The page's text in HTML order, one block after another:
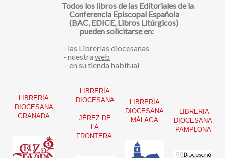
Todos los libros de las Editoriales de la
Conferencia Episcopal Española
(BAC, EDICE, Libros Litúrgicos)
pueden solicitarse en:
- las Librerías diocesanas
- nuestra web
- en su tienda habitual
LIBRERÍA
DIOCESANA
GRANADA
LIBRERÍA
DIOCESANA
JÉREZ DE
LA
FRONTERA
LIBRERÍA
DIOCESANA
MÁLAGA
LIBRERIA
DIOCESANA
PAMPLONA